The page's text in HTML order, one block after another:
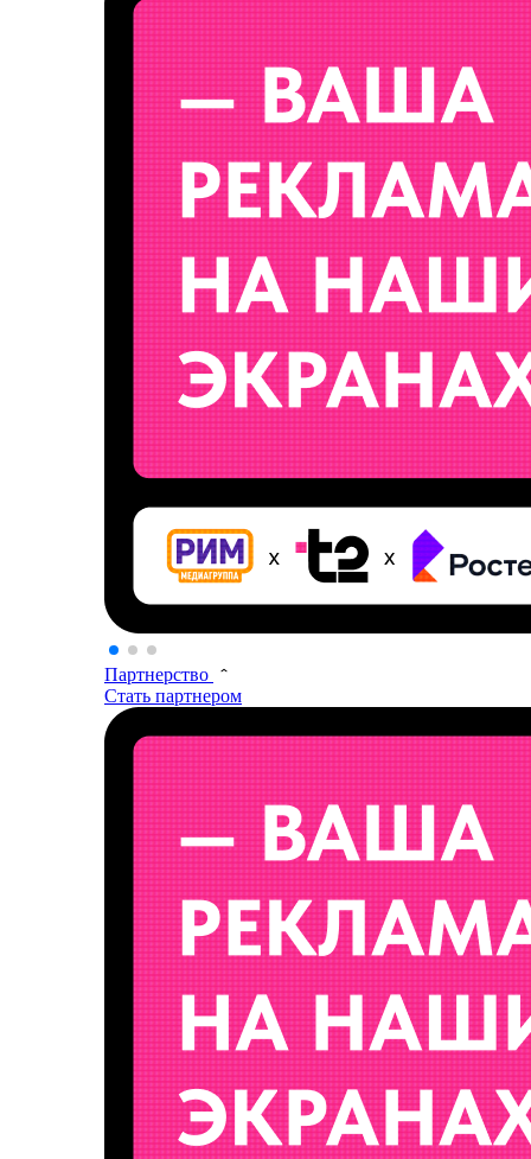
Партнерство
Стать партнером